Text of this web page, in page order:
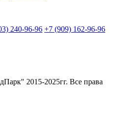
240-96-96 +7 (909) 162-96-96
2015-2025гг. Все права